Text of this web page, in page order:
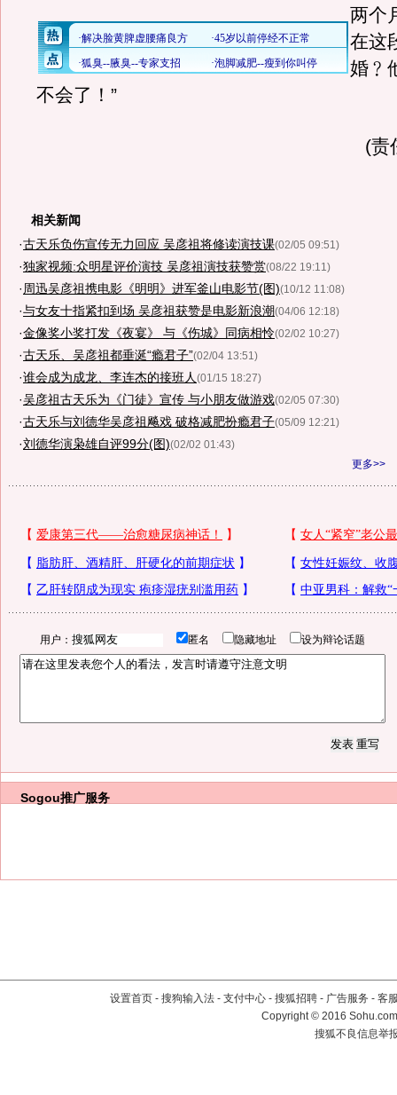
两个
在这
婚﹖
不会了！”
(责
相关新闻
·古天乐负伤宣传无力回应 吴彦祖将修读演技课(02/05 09:51)
·独家视频:众明星评价演技 吴彦祖演技获赞赏(08/22 19:11)
· 周迅吴彦祖携电影《明明》进军釜山电影节(图)(10/12 11:08)
·与女友十指紧扣到场 吴彦祖获赞是电影新浪潮(04/06 12:18)
·金像奖小奖打发《夜宴》 与《伤城》同病相怜(02/02 10:27)
·古天乐、吴彦祖都垂涎“瘾君子”(02/04 13:51)
·谁会成为成龙、李连杰的接班人 (01/15 18:27)
·吴彦祖古天乐为《门徒》宣传 与小朋友做游戏(02/05 07:30)
·古天乐与刘德华吴彦祖飚戏 破格减肥扮瘾君子(05/09 12:21)
·刘德华演枭雄自评99分(图)(02/02 01:43)
更多>>
用户： 匿名 隐藏地址 设为辩论话题
Sogou推广服务
设置首页 - 搜狗输入法 - 支付中心 - 搜狐招聘 - 广告服务 - 客
Copyright©2016
搜狐不良信息举